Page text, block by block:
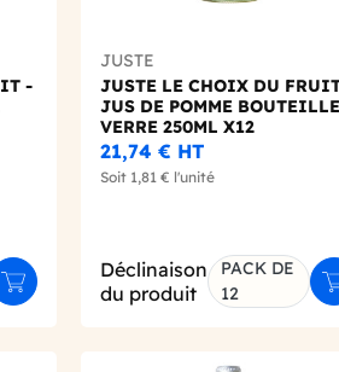
-
Ajouter au panier
JUSTE
JUSTE LE CHOIX DU
JUS DE POMME BOUTEILLE
VERRE 250ML X12
21,74 € HT
Soit 1,81 € l'unité
Déclinaison
du produit
PACK DE
12